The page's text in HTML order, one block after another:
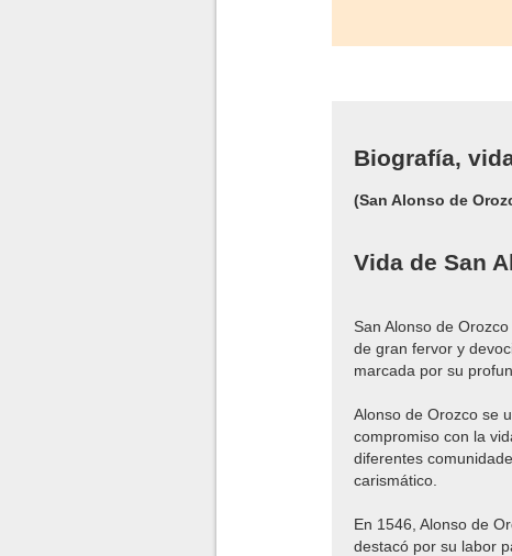
Biografía,
(San Alonso de
Vida de San
San Alonso de
de gran fervor y
marcada por su
Alonso de Orozco se
compromiso con la
diferentes
carismático.
En 1546, Alonso de
destacó por su labor